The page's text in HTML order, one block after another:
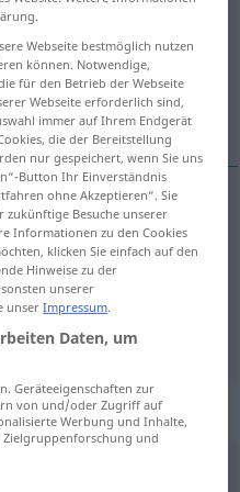
anklicken/antippen)
alta
editorial
Webseite bestmöglich nutzen
können. Notwendige,
für den Betrieb der Webseite
Webseite erforderlich sind,
immer auf Ihrem Endgerät
die der Bereitstellung
nur gespeichert, wenn Sie uns
Button Ihr Einverständnis
ohne Akzeptieren“. Sie
Besuche unserer
Informationen zu den Cookies
klicken Sie einfach auf den
Hinweise zu der
unserer
unserImpressum.
Daten, um
Geräteeigenschaften zur
von und/oder Zugriff auf
Werbung und Inhalte,
und